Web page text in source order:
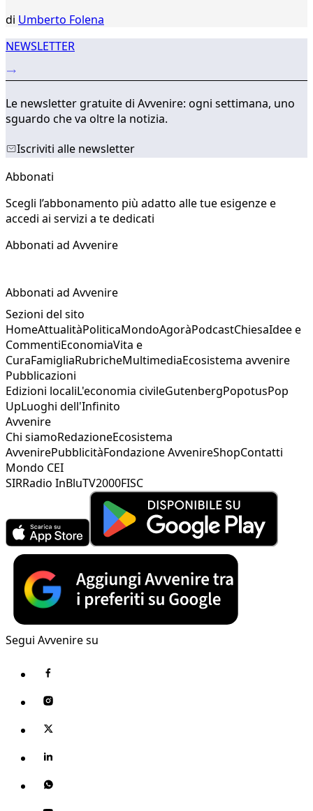
di Umberto Folena
NEWSLETTER
Le newsletter gratuite di Avvenire: ogni settimana, uno
sguardo che va oltre la notizia.
Iscriviti alle newsletter
Abbonati
Scegli l’abbonamento più adatto alle tue esigenze e
accedi ai servizi a te dedicati
Abbonati ad Avvenire
Abbonati ad Avvenire
Sezioni del sito
HomeAttualitàPoliticaMondoAgoràPodcastChiesaIdee e
CommentiEconomiaVita e
CuraFamigliaRubricheMultimediaEcosistema avvenire
Pubblicazioni
Edizioni localiL'economia civileGutenbergPopotusPop
UpLuoghi dell'Infinito
Avvenire
Chi siamoRedazioneEcosistema
AvvenirePubblicitàFondazione AvvenireShopContatti
Mondo CEI
SIRRadio InBluTV2000FISC
Segui Avvenire su